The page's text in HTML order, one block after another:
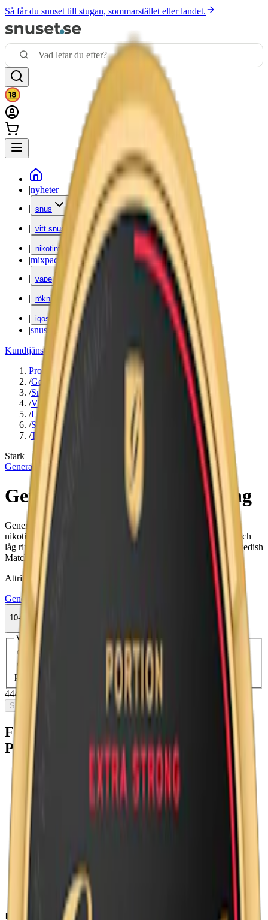
Så får du snuset till stugan, sommarstället eller landet.
|nyheter
| snus
| vitt snus
| nikotinfritt
|mixpack
| vape
| rökning
| iqos
|snuskuriren
Kundtjänst
Varumärken
Produkter
/General
/Snus
/Vit Portion
/Large
/Stark
/Traditionell
Stark
General
General White Portion Strong
General White Portion Strong med klassisk smak och högre
nikotinstyrka. 10,8 mg nikotin per prilla, kryddig tobakssmak och
låg rinnighet. En helt ny General snus med mer nikotin från Swedish
Match. Nyhet som lanseras 20 jan 2025.
Attribut
General
Large
10-pack
444,50 kr
Slut i lager
Välj antal dosor
1-pack
49,50 kr/st 10-pack 44,45 kr
30-pack
44,25 kr /st
50-
pack
2 197,50 kr
/st
444,50 kr
Slut i lager
Fakta om General Starkt White
Portionssnus
Varumärke:
General
Tillverkare:
Swedish Match
Torrhet:
Format/storlek:
tobak/citrus
Ingredienser: vatten, tobak, fuktighetsbevarande medel (E1520,